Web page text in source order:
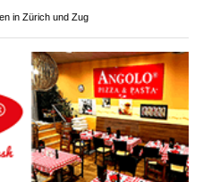
in Zürich und Zug